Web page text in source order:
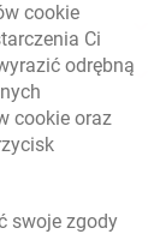
cookie
Ci
odrębną
cookie oraz
swoje zgody